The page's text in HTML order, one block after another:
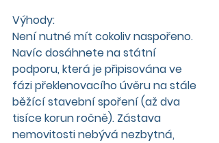
Výhody:
Není nutné mít cokoliv naspořeno.
Navíc dosáhnete na státní
podporu, která je připisována ve
fázi překlenovacího úvěru na stále
běžící stavební spoření (až dva
tisíce korun ročně). Zástava
nemovitosti nebývá nezbytná,